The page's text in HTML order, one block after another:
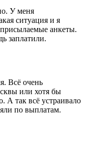
У меня
ситуация и я
присылаемые анкеты.
заплатили.
Всё очень
или хотя бы
А так всё устраивало
по выплатам.